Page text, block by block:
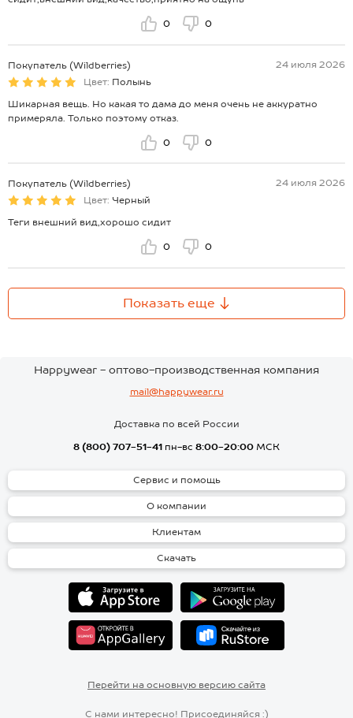
0 0
Покупатель (Wildberries)
24 июля 2026
Цвет: Полынь
Шикарная вещь. Но какая то дама до меня очень не аккуратно
примеряла. Только поэтому отказ.
0 0
Покупатель (Wildberries)
24 июля 2026
Цвет: Черный
Теги внешний вид,хорошо сидит
0 0
Показать еще
Happywear - оптово-производственная компания
mail@happywear.ru
Доставка по всей России
8 (800) 707-51-41 пн-вс 8:00-20:00 МСК
Сервис и помощь
О компании
Клиентам
Скачать
Перейти на основную версию сайта
С нами интересно! Присоединяйся :)